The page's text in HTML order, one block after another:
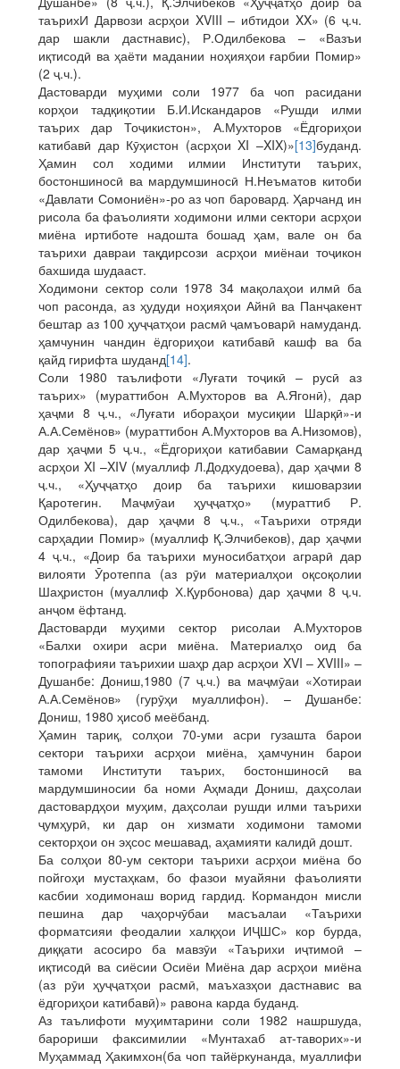
таърихИ Дарвози асрҳои XVIII – ибтидои XX» (6 ҷ.ч.
дар шакли дастнавис), Р.Одилбекова – «Вазъи
иқтисодӣ ва ҳаёти мадании ноҳияҳои ғарбии Помир»
(2 ҷ.ч.).
Дастоварди муҳими соли 1977 ба чоп расидани
корҳои тадқиқотии Б.И.Искандаров «Рушди илми
таърих дар Тоҷикистон», А.Мухторов «Ёдгориҳои
катибавӣ дар Кӯҳистон (асрҳои XI –XIX)»[13]буданд.
Ҳамин сол ходими илмии Институти таърих,
бостоншиносӣ ва мардумшиносӣ Н.Неъматов китоби
«Давлати Сомониён»-ро аз чоп баровард. Ҳарчанд ин
рисола ба фаъолияти ходимони илми сектори асрҳои
миёна иртиботе надошта бошад ҳам, вале он ба
таърихи давраи тақдирсози асрҳои миёнаи тоҷикон
бахшида шудааст.
Ходимони сектор соли 1978 34 мақолаҳои илмӣ ба
чоп расонда, аз ҳудуди ноҳияҳои Айнӣ ва Панҷакент
бештар аз 100 ҳуҷҷатҳои расмӣ ҷамъоварӣ намуданд.
ҳамчунин чандин ёдгориҳои катибавӣ кашф ва ба
қайд гирифта шуданд[14].
Соли 1980 таълифоти «Луғати тоҷикӣ – русӣ аз
таърих» (мураттибон А.Мухторов ва А.Ягонӣ), дар
ҳаҷми 8 ҷ.ч., «Луғати ибораҳои мусиқии Шарқӣ»-и
А.А.Семёнов» (мураттибон А.Мухторов ва А.Низомов),
дар ҳаҷми 5 ҷ.ч., «Ёдгориҳои катибавии Самарқанд
асрҳои XI –XIV (муаллиф Л.Додхудоева), дар ҳаҷми 8
ҷ.ч., «Ҳуҷҷатҳо доир ба таърихи кишоварзии
Қаротегин. Маҷмӯаи ҳуҷҷатҳо» (мураттиб Р.
Одилбекова), дар ҳаҷми 8 ҷ.ч., «Таърихи отряди
сарҳадии Помир» (муаллиф Қ.Элчибеков), дар ҳаҷми
4 ҷ.ч., «Доир ба таърихи муносибатҳои аграрӣ дар
вилояти Ӯротеппа (аз рӯи материалҳои оқсоқолии
Шаҳристон (муаллиф Х.Қурбонова) дар ҳаҷми 8 ҷ.ч.
анҷом ёфтанд.
Дастоварди муҳими сектор рисолаи А.Мухторов
«Балхи охири асри миёна. Материалҳо оид ба
топографияи таърихии шаҳр дар асрҳои XVI – XVIII» –
Душанбе: Дониш,1980 (7 ҷ.ч.) ва маҷмӯаи «Хотираи
А.А.Семёнов» (гурӯҳи муаллифон). – Душанбе:
Дониш, 1980 ҳисоб меёбанд.
Ҳамин тариқ, солҳои 70-уми асри гузашта барои
сектори таърихи асрҳои миёна, ҳамчунин барои
тамоми Институти таърих, бостоншиносӣ ва
мардумшиносии ба номи Аҳмади Дониш, даҳсолаи
дастовардҳои муҳим, даҳсолаи рушди илми таърихи
ҷумҳурӣ, ки дар он хизмати ходимони тамоми
секторҳои он эҳсос мешавад, аҳамияти калидӣ дошт.
Ба солҳои 80-ум сектори таърихи асрҳои миёна бо
пойгоҳи мустаҳкам, бо фазои муайяни фаъолияти
касбии ходимонаш ворид гардид. Кормандон мисли
пешина дар чаҳорчӯбаи масъалаи «Таърихи
форматсияи феодалии халқҳои ИҶШС» кор бурда,
диққати асосиро ба мавзӯи «Таърихи иҷтимоӣ –
иқтисодӣ ва сиёсии Осиёи Миёна дар асрҳои миёна
(аз рӯи ҳуҷҷатҳои расмӣ, маъхазҳои дастнавис ва
ёдгориҳои катибавӣ)» равона карда буданд.
Аз таълифоти муҳимтарини соли 1982 нашршуда,
барориши факсимилии «Мунтахаб ат-таворих»-и
Муҳаммад Ҳакимхон(ба чоп тайёркунанда, муаллифи